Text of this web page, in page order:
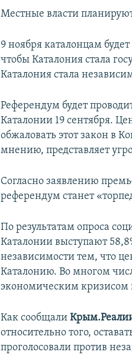
Местные власти
9 ноября каталонцам
чтобы Каталония стала
Каталония стала
Референдум будет
Каталонии 19 сентября.
обжаловать этот закон в
мнению, представляет
Согласно заявлению
референдум станет
По результатам опроса
Каталонии выступают
независимости тем, что
Каталонию. Во многом
экономическим кризисом
Как сообщали
относительно того,
проголосовали против